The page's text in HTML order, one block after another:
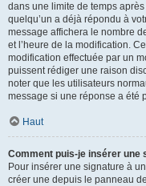
dans une limite de temps
quelqu’un a déjà répondu à
message affichera le nombre
et l’heure de la modification.
modification effectuée par un
puissent rédiger une raison
noter que les utilisateurs
message si une réponse a été
Haut
Comment puis-je insérer une
Pour insérer une signature à
créer une depuis le panneau